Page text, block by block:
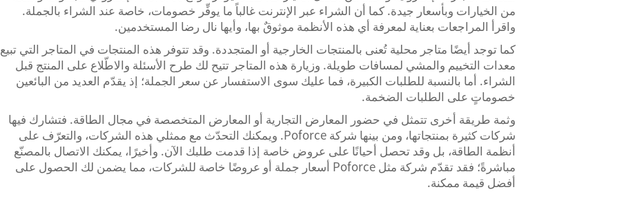
من الخيارات وبأسعار جيدة. كما أن الشراء عبر الإنترنت غالباً ما يوفِّر خصومات، خاصة عند الشراء بالجملة.
واقرأ المراجعات بعناية لمعرفة أي هذه الأنظمة موثوقٌ بها، وأيها نال رضا المستخدمين.
كما توجد أيضًا متاجر محلية تُعنى بالمنتجات الخارجية أو المتجددة. وقد تتوفر هذه المنتجات في المتاجر التي تبيع
معدات التخييم والمشي لمسافات طويلة. وزيارة هذه المتاجر تتيح لك طرح الأسئلة والاطّلاع على المنتج قبل
الشراء. أما بالنسبة للطلبات الكبيرة، فما عليك سوى الاستفسار عن سعر الجملة؛ إذ يقدّم العديد من البائعين
خصوماتٍ على الطلبات الضخمة.
وثمة طريقة أخرى تتمثل في حضور المعارض التجارية أو المعارض المتخصصة في مجال الطاقة. فتشارك فيها
شركات كثيرة بمنتجاتها، ومن بينها شركة Poforce. ويمكنك التحدّث مع ممثلي هذه الشركات، والتعرّف على
أنظمة الطاقة، بل وقد تحصل أحيانًا على عروض خاصة إذا قدمت طلبك الآن. وأخيرًا، يمكنك الاتصال بالمصنّع
مباشرةً؛ فقد تقدّم شركة مثل Poforce أسعار جملة أو عروضًا خاصة للشركات، مما يضمن لك الحصول على
أفضل قيمة ممكنة.